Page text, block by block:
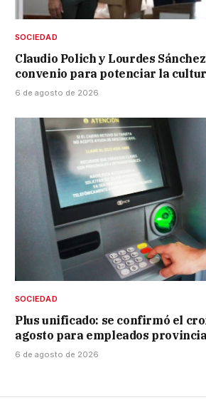
SOCIEDAD
Claudio Polich y Lourdes
convenio para potenciar la
6 de agosto de 2026
SOCIEDAD
Plus unificado: se confirmó el
agosto para empleados
6 de agosto de 2026